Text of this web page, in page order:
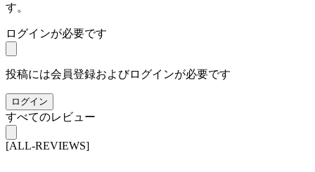
す。
ログインが必要です
投稿には会員登録およびログインが必要です
ログイン
すべてのレビュー
[ALL-REVIEWS]